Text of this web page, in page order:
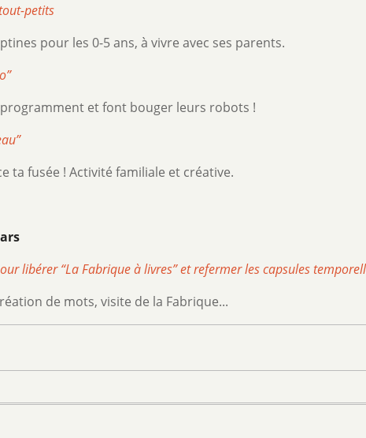
petits
pour les 0-5 ans, à vivre avec ses parents.
et font bouger leurs robots !
ta fusée ! Activité familiale et créative.
libérer “La Fabrique à livres” et refermer les capsules
de mots, visite de la Fabrique...